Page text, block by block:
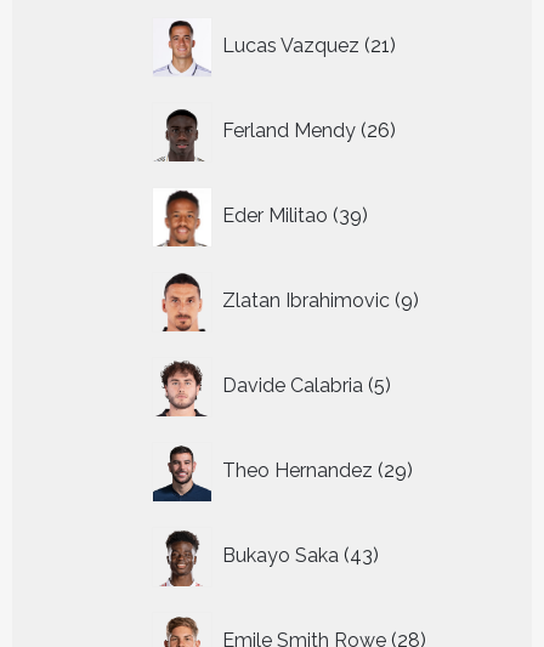
Lucas Vazquez 21
producten
Ferland Mendy 26
producten
Eder Militao 39
producten
Zlatan Ibrahimovic 9
producten
Davide Calabria 5
producten
Theo Hernandez 29
producten
Bukayo Saka 43
producten
Emile Smith Rowe 28